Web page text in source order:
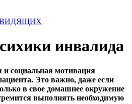
инвалида
и социальная мотивация
Это важно, даже если
в свое домашнее окружение
выполнять необходимую